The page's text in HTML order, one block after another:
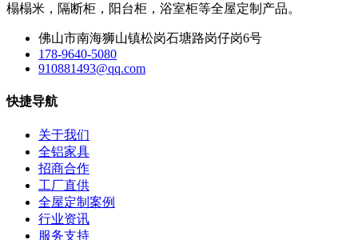
榻榻米，隔断柜，阳台柜，浴室柜等全屋定制产品。
佛山市南海狮山镇松岗石塘路岗仔岗6号
178-9640-5080
910881493@qq.com
快捷导航
关于我们
全铝家具
招商合作
工厂直供
全屋定制案例
行业资讯
服务支持